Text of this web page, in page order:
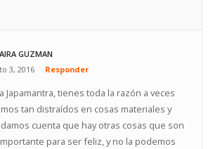
GUZMAN
3, 2016
Responder
Japamantra, tienes toda la razón a veces
tan distraídos en cosas materiales y
cuenta que hay otras cosas que son
para ser feliz, y no la podemos